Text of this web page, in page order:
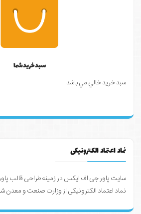
سبد خرید شما
سبد خرید خالي مي باشد
نماد اعتماد الکترونیکی
سایت پاور جی اف ایکس در زمینه طراحی قالب
نماد اعتماد الکترونیکی از وزارت صنعت و معدن